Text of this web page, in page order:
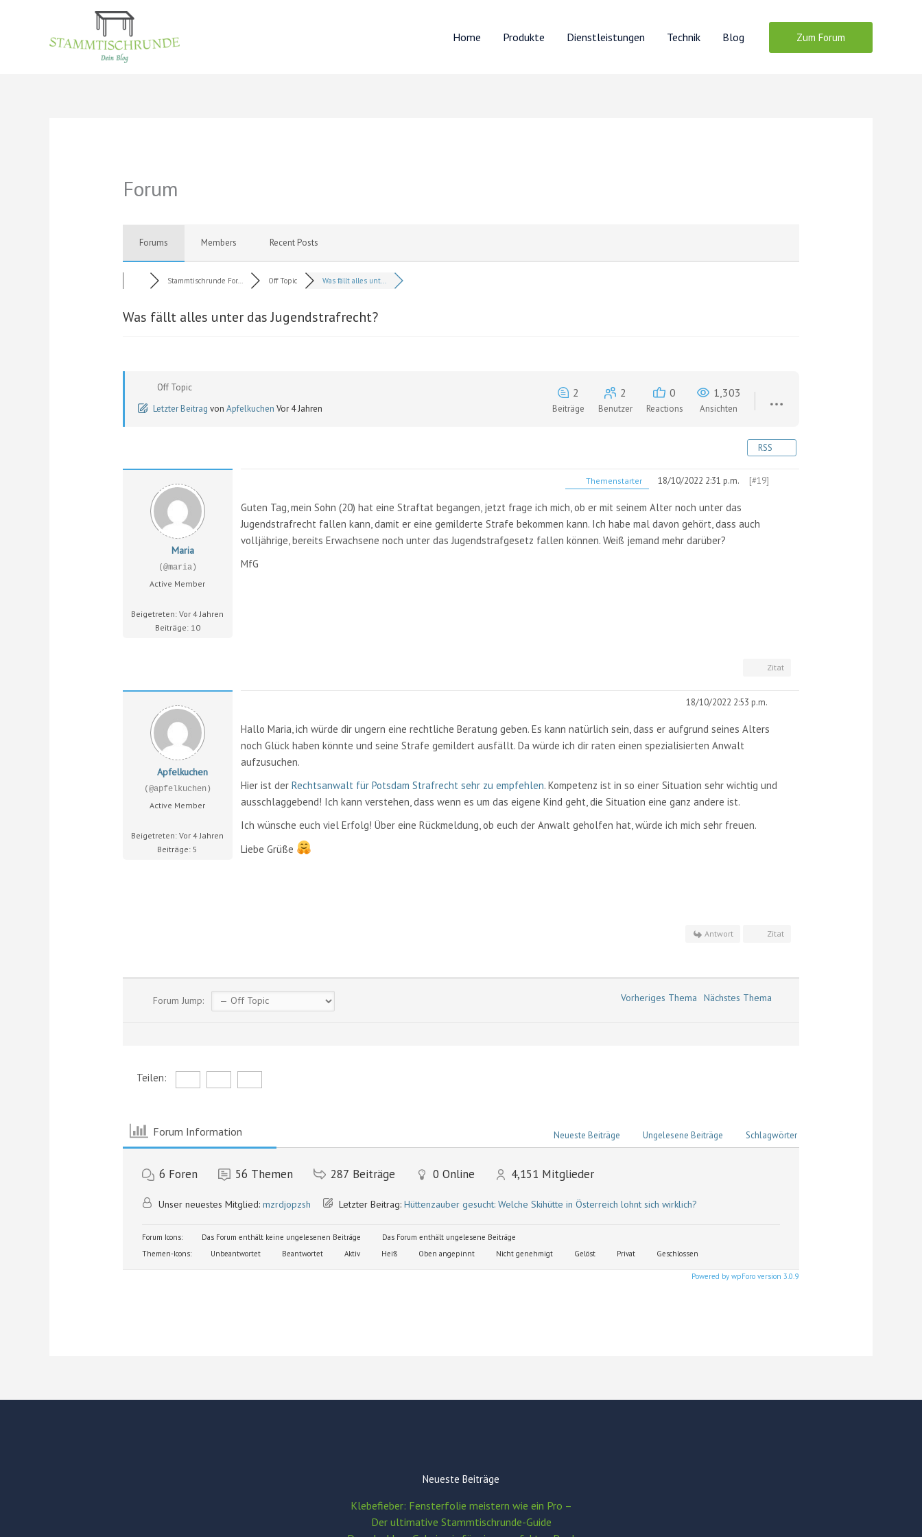
Home Produkte Dienstleistungen Technik Blog Zum Forum
Forum
Forums Members Recent Posts
Stammtischrunde For... Off Topic Was fällt alles unt...
Was fällt alles unter das Jugendstrafrecht?
Off Topic
Letzter Beitrag von Apfelkuchen Vor 4 Jahren
2
Beiträge
2
Benutzer
0
Reactions
1,303
Ansichten
RSS
Maria
(@maria)
Active Member
Beigetreten: Vor 4 Jahren
Beiträge: 10
Themenstarter 18/10/2022 2:31 p.m. [#19]
Guten Tag, mein Sohn (20) hat eine Straftat begangen, jetzt frage ich mich, ob er mit seinem Alter noch unter das
Jugendstrafrecht fallen kann, damit er eine gemilderte Strafe bekommen kann. Ich habe mal davon gehört, dass auch
volljährige, bereits Erwachsene noch unter das Jugendstrafgesetz fallen können. Weiß jemand mehr darüber?
MfG
Zitat
Apfelkuchen
(@apfelkuchen)
Active Member
Beigetreten: Vor 4 Jahren
Beiträge: 5
18/10/2022 2:53 p.m.
Hallo Maria, ich würde dir ungern eine rechtliche Beratung geben. Es kann natürlich sein, dass er aufgrund seines Alters
noch Glück haben könnte und seine Strafe gemildert ausfällt. Da würde ich dir raten einen spezialisierten Anwalt
aufzusuchen.
Hier ist der Rechtsanwalt für Potsdam Strafrecht sehr zu empfehlen. Kompetenz ist in so einer Situation sehr wichtig und
ausschlaggebend! Ich kann verstehen, dass wenn es um das eigene Kind geht, die Situation eine ganz andere ist.
Ich wünsche euch viel Erfolg! Über eine Rückmeldung, ob euch der Anwalt geholfen hat, würde ich mich sehr freuen.
Liebe Grüße
Antwort Zitat
Forum Jump: Vorheriges Thema Nächstes Thema
Teilen:
Forum Information Neueste Beiträge Ungelesene Beiträge Schlagwörter
6 Foren 56 Themen 287 Beiträge 0 Online 4,151 Mitglieder
Unser neuestes Mitglied: mzrdjopzsh Letzter Beitrag: Hüttenzauber gesucht: Welche Skihütte in Österreich lohnt sich wirklich?
Forum Icons: Das Forum enthält keine ungelesenen Beiträge
Das Forum enthält ungelesene Beiträge
Themen-Icons:
Unbeantwortet Beantwortet Aktiv Heiß Oben angepinnt Nicht genehmigt Gelöst Privat Geschlossen
Powered by wpForo version 3.0.9
Neueste Beiträge
Klebefieber: Fensterfolie meistern wie ein Pro –
Der ultimative Stammtischrunde-Guide